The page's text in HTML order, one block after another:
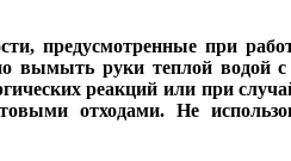
предусмотренные при
вымыть руки теплой водой
реакций или при
отходами. Не